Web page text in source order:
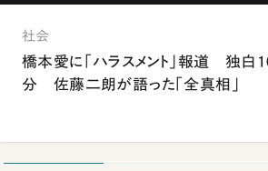
社会
橋本愛に「ハラスメント」報道 独白
分 佐藤二朗が語った「全真相」